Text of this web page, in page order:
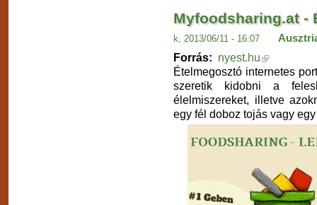
Myfoodsharing.at -
k, 2013/06/11 - 16:07
Forrás: nyest.hu
Ételmegosztó internetes
szeretik kidobni a
élelmiszereket, illetve
egy fél doboz tojás vagy